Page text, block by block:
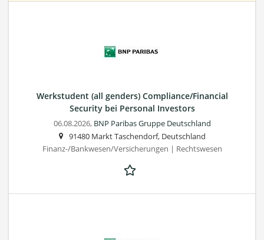
Werkstudent (all genders) Compliance/Financial
Security bei Personal Investors
06.08.2026, BNP Paribas Gruppe Deutschland
91480 Markt Taschendorf, Deutschland
Finanz-/Bankwesen/Versicherungen | Rechtswesen